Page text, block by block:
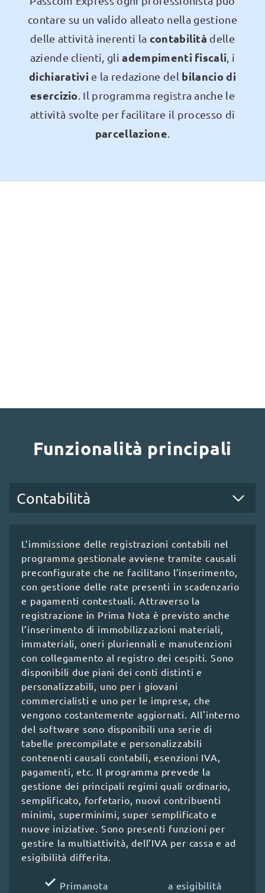
contare su un valido alleato nella gestione
delle attività inerenti la contabilità delle
aziende clienti, gliadempimenti fiscali , i
dichiarativi e la redazione del bilancio di
esercizio . Il programma registra anche le
attività svolte per facilitare il processo di
parcellazione
Per info e prezzi
Mettiti in contatto con uno dei nostri
esperti,
saremo felici di rispondere alle tue
domande!
Live Chat
Ti chiamiamo noi
800 414243
Funzionalità principali
L’immissione delle registrazioni contabili nel
programma gestionale avviene tramite causali
preconfigurate che ne facilitano l’inserimento,
con gestione delle rate presenti in scadenzario
e pagamenti contestuali. Attraverso la
registrazione in Prima Nota è previsto anche
l’inserimento di immobilizzazioni materiali,
immateriali, oneri pluriennali e manutenzioni
con collegamento al registro dei cespiti. Sono
disponibili due piani dei conti distinti e
personalizzabili, uno per i giovani
commercialisti e uno per le imprese, che
vengono costantemente aggiornati. All'interno
del software sono disponibili una serie di
tabelle precompilate e personalizzabili
contenenti causali contabili, esenzioni IVA,
pagamenti, etc. Il programma prevede la
gestione dei principali regimi quali ordinario,
semplificato, forfetario, nuovi contribuenti
minimi, superminimi, super semplificato e
nuove iniziative. Sono presenti funzioni per
gestire la multiattività, dell’IVA per cassa e ad
esigibilità differita.
Primanota
a esigibilità